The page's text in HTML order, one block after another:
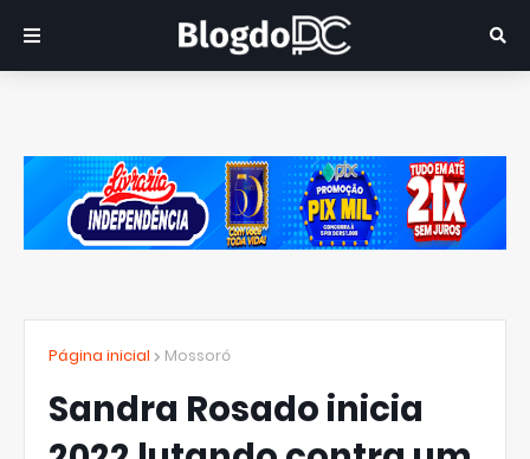
Página inicial Mossoró
Sandra Rosado inicia